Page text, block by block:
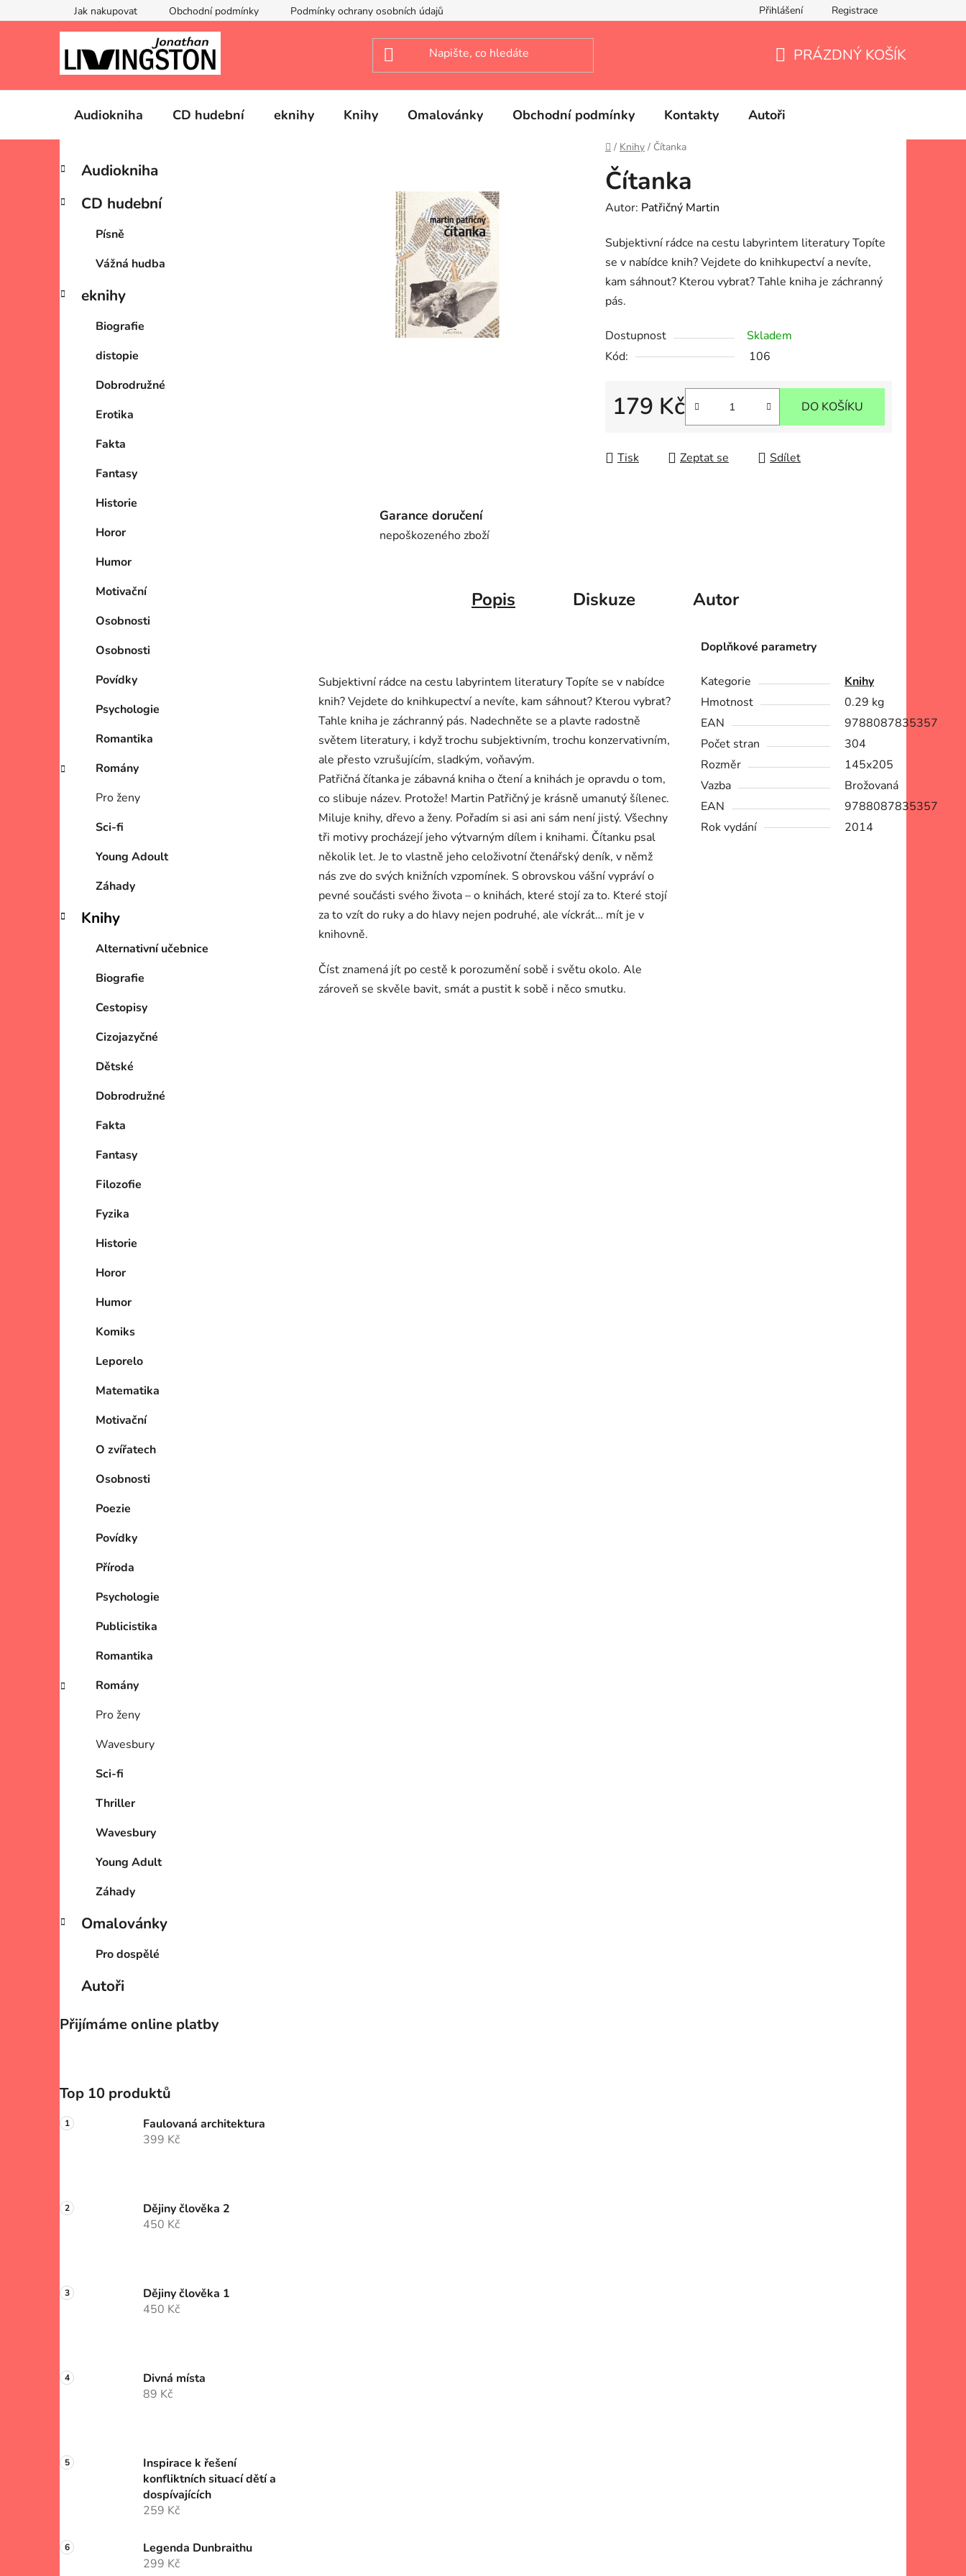
na
Jak nakupovat Obchodní podmínky Podmínky ochrany osobních údajů Přihlášení Registrace
KOŠÍK
PRÁZDNÝ KOŠÍK
Audiokniha CD hudební eknihy Knihy Omalovánky Obchodní podmínky Kontakty Autoři
Domů
/ Knihy / Čítanka
P
s
n
Přeskočit
kategorie
K
a
e
e
Audiokniha
CD hudební
Písně
Vážná hudba
eknihy
Biografie
distopie
Dobrodružné
Erotika
Fakta
Fantasy
Historie
Horor
Humor
Motivační
Osobnosti
Osobnosti
Povídky
Psychologie
Romantika
Romány
Pro ženy
Sci-fi
Young Adoult
Záhady
Knihy
Alternativní učebnice
Biografie
Cestopisy
Cizojazyčné
Dětské
Dobrodružné
Fakta
Fantasy
Filozofie
Fyzika
Historie
Horor
Humor
Komiks
Leporelo
Matematika
Motivační
O zvířatech
Osobnosti
Poezie
Povídky
Příroda
Psychologie
Publicistika
Romantika
Romány
Pro ženy
Wavesbury
Sci-fi
Thriller
Wavesbury
Young Adult
Záhady
Omalovánky
Pro dospělé
Autoři
Přijímáme online platby
Top 10 produktů
Faulovaná architektura
399 Kč
Dějiny člověka 2
450 Kč
Dějiny člověka 1
450 Kč
Divná místa
89 Kč
Inspirace k řešení
konfliktních situací dětí a
dospívajících
259 Kč
Legenda Dunbraithu
299 Kč
Čítanka
Autor: Patřičný Martin
Subjektivní rádce na cestu labyrintem literatury Topíte
se v nabídce knih? Vejdete do knihkupectví a nevíte,
kam sáhnout? Kterou vybrat? Tahle kniha je záchranný
pás.
Dostupnost
Skladem
Kód:
106
179 Kč DO KOŠÍKU
Tisk Zeptat se Sdílet
Garance doručení
nepoškozeného zboží
Popis Diskuze Autor
Subjektivní rádce na cestu labyrintem literatury Topíte se v nabídce
knih? Vejdete do knihkupectví a nevíte, kam sáhnout? Kterou vybrat?
Tahle kniha je záchranný pás. Nadechněte se a plavte radostně
světem literatury, i když trochu subjektivním, trochu konzervativním,
ale přesto vzrušujícím, sladkým, voňavým.
Patřičná čítanka je zábavná kniha o čtení a knihách je opravdu o tom,
co slibuje název. Protože! Martin Patřičný je krásně umanutý šílenec.
Miluje knihy, dřevo a ženy. Pořadím si asi ani sám není jistý. Všechny
tři motivy procházejí jeho výtvarným dílem i knihami. Čítanku psal
několik let. Je to vlastně jeho celoživotní čtenářský deník, v němž
nás zve do svých knižních vzpomínek. S obrovskou vášní vypráví o
pevné součásti svého života – o knihách, které stojí za to. Které stojí
za to vzít do ruky a do hlavy nejen podruhé, ale víckrát… mít je v
knihovně.
Číst znamená jít po cestě k porozumění sobě i světu okolo. Ale
zároveň se skvěle bavit, smát a pustit k sobě i něco smutku.
Doplňkové parametry
Kategorie
Knihy
Hmotnost
0.29 kg
EAN
9788087835357
Počet stran
304
Rozměr
145x205
Vazba
Brožovaná
EAN
9788087835357
Rok vydání
2014